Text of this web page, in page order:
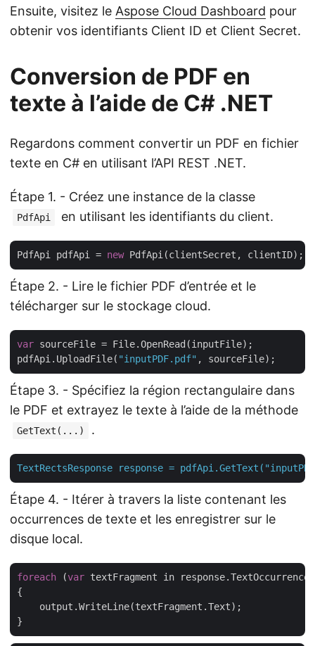
Ensuite, visitez le Aspose Cloud Dashboard pour
obtenir vos identifiants Client ID et Client Secret.
Conversion de PDF en
texte à l’aide de C# .NET
Regardons comment convertir un PDF en fichier
texte en C# en utilisant l’API REST .NET.
Étape 1. - Créez une instance de la classe
PdfApi en utilisant les identifiants du client.
PdfApi pdfApi = new
Étape 2. - Lire le fichier PDF d’entrée et le
télécharger sur le stockage cloud.
var sourceFile = File.OpenRead(inputFile);
pdfApi.UploadFile( "inputPDF.pdf"
Étape 3. - Spécifiez la région rectangulaire dans
le PDF et extrayez le texte à l’aide de la méthode
GetText(...) .
TextRectsResponse response =
Étape 4. - Itérer à travers la liste contenant les
occurrences de texte et les enregistrer sur le
disque local.
foreach (var textFragment in
{
    output.WriteLine(textFragment.Text);